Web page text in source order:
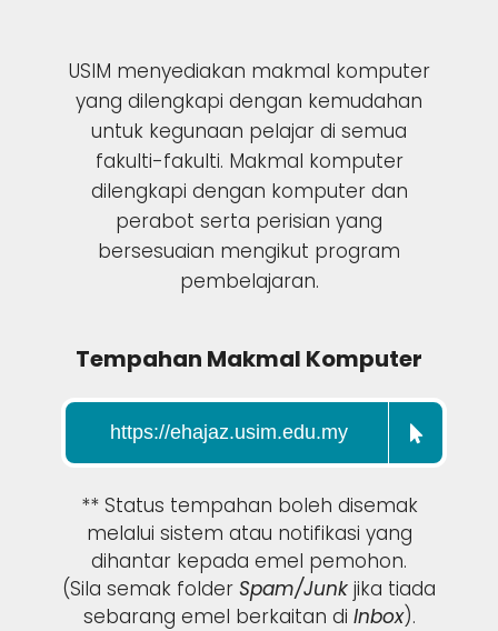
USIM menyediakan makmal komputer
yang dilengkapi dengan kemudahan
untuk kegunaan pelajar di semua
fakulti-fakulti. Makmal komputer
dilengkapi dengan komputer dan
perabot serta perisian yang
bersesuaian mengikut program
pembelajaran.
Tempahan Makmal Komputer
https://ehajaz.usim.edu.my
** Status tempahan boleh disemak
melalui sistem atau notifikasi yang
dihantar kepada emel pemohon.
(Sila semak folder Spam/Junk jika tiada
sebarang emel berkaitan di Inbox).